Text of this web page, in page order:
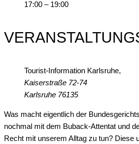
17:00 – 19:00
Tourist-Information Karlsruhe,
Kaiserstraße 72-74
Karlsruhe 76135
Was macht eigentlich der
nochmal mit dem Buback-Attentat und
Recht mit unserem Alltag zu tun? Diese